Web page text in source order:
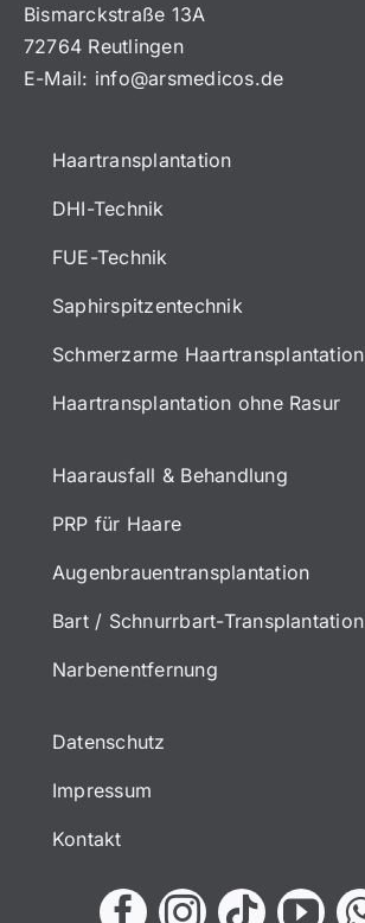
Bismarckstraße 13A
72764 Reutlingen
E-Mail: info@arsmedicos.de
Haartransplantation
DHI-Technik
FUE-Technik
Saphirspitzentechnik
Schmerzarme Haartransplantation
Haartransplantation ohne Rasur
Haarausfall & Behandlung
PRP für Haare
Augenbrauentransplantation
Bart / Schnurrbart-Transplantation
Narbenentfernung
Datenschutz
Impressum
Kontakt